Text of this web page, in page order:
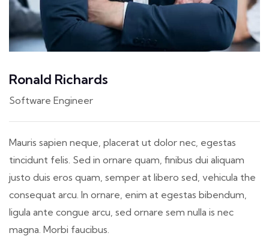
Ronald Richards
Software Engineer
Mauris sapien neque, placerat ut dolor nec, egestas
tincidunt felis. Sed in ornare quam, finibus dui aliquam
justo duis eros quam, semper at libero sed, vehicula the
consequat arcu. In ornare, enim at egestas bibendum,
ligula ante congue arcu, sed ornare sem nulla is nec
magna. Morbi faucibus.